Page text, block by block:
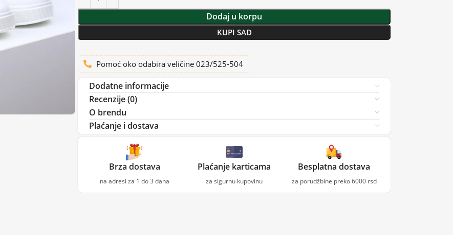
Dodaj u korpu
KUPI SAD
Pomoć oko odabira veličine 023/525-504
Dodatne informacije
Recenzije (0)
O brendu
Plaćanje i dostava
Brza dostava
na adresi za 1 do 3 dana
Plaćanje karticama
za sigurnu kupovinu
Besplatna dostava
za porudžbine preko 6000 rsd